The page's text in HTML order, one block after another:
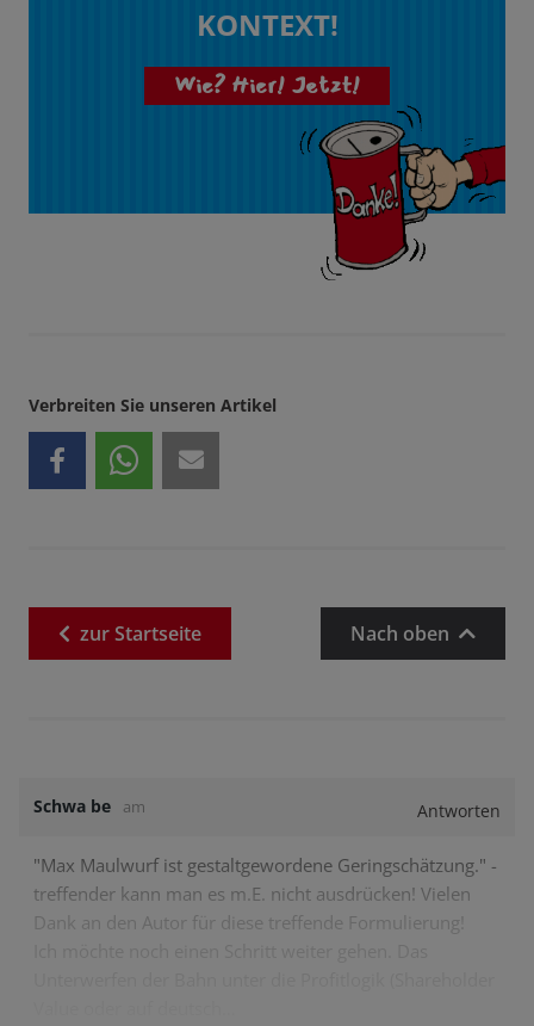
KONTEXT!
Wie? Hier! Jetzt!
Verbreiten Sie unseren Artikel
zurStartseite Nach oben
Schwa be am Antworten
"Max Maulwurf ist gestaltgewordene Geringschätzung." -
treffender kann man es m.E. nicht ausdrücken! Vielen
Dank an den Autor für diese treffende Formulierung!